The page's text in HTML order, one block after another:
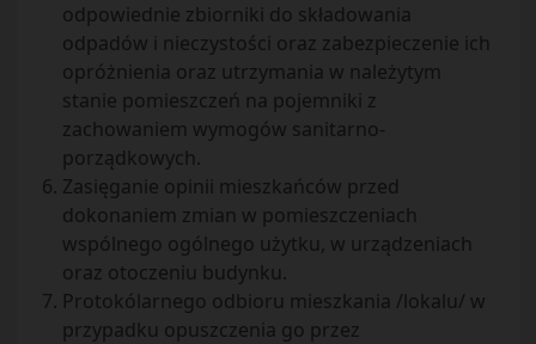
odpowiednie zbiorniki do składowania
odpadów i nieczystości oraz zabezpieczenie ich
opróżnienia oraz utrzymania w należytym
stanie pomieszczeń na pojemniki z
zachowaniem wymogów sanitarno-
porządkowych.
Zasięganie opinii mieszkańców przed
dokonaniem zmian w pomieszczeniach
wspólnego ogólnego użytku, w urządzeniach
oraz otoczeniu budynku.
Protokólarnego odbioru mieszkania /lokalu/ w
przypadku opuszczenia go przez